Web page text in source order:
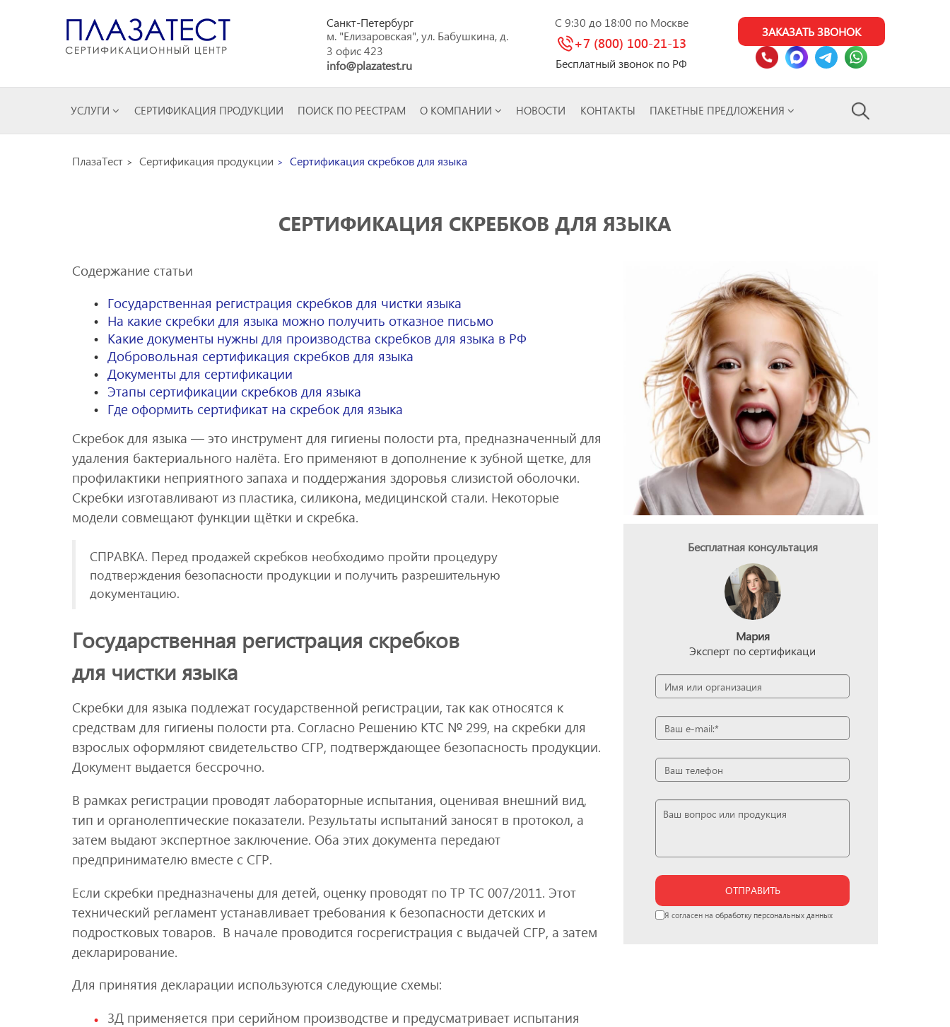
Санкт-Петербург
м. "Елизаровская", ул. Бабушкина, д.
3 офис 423
info@plazatest.ru
C 9:30 до 18:00 по Москве
+7 (800) 100-21-13
Бесплатный звонок по РФ
ЗАКАЗАТЬ ЗВОНОК
УСЛУГИ СЕРТИФИКАЦИЯ ПРОДУКЦИИ ПОИСК ПО РЕЕСТРАМ О КОМПАНИИ НОВОСТИ КОНТАКТЫ ПАКЕТНЫЕ ПРЕДЛОЖЕНИЯ
ПлазаТест Сертификация продукции Сертификация скребков для языка
СЕРТИФИКАЦИЯ СКРЕБКОВ ДЛЯ ЯЗЫКА
Содержание статьи
Государственная регистрация скребков для чистки языка
На какие скребки для языка можно получить отказное письмо
Какие документы нужны для производства скребков для языка в РФ
Добровольная сертификация скребков для языка
Документы для сертификации
Этапы сертификации скребков для языка
Где оформить сертификат на скребок для языка
Скребок для языка — это инструмент для гигиены полости рта, предназначенный для
удаления бактериального налёта. Его применяют в дополнение к зубной щетке, для
профилактики неприятного запаха и поддержания здоровья слизистой оболочки.
Скребки изготавливают из пластика, силикона, медицинской стали. Некоторые
модели совмещают функции щётки и скребка.
СПРАВКА. Перед продажей скребков необходимо пройти процедуру
подтверждения безопасности продукции и получить разрешительную
документацию.
Государственная регистрация скребков
для чистки языка
Скребки для языка подлежат государственной регистрации, так как относятся к
средствам для гигиены полости рта. Согласно Решению КТС № 299, на скребки для
взрослых оформляют свидетельство СГР, подтверждающее безопасность продукции.
Документ выдается бессрочно.
В рамках регистрации проводят лабораторные испытания, оценивая внешний вид,
тип и органолептические показатели. Результаты испытаний заносят в протокол, а
затем выдают экспертное заключение. Оба этих документа передают
предпринимателю вместе с СГР.
Если скребки предназначены для детей, оценку проводят по ТР ТС 007/2011. Этот
технический регламент устанавливает требования к безопасности детских и
подростковых товаров. В начале проводится госрегистрация с выдачей СГР, а затем
декларирование.
Для принятия декларации используются следующие схемы:
3Д применяется при серийном производстве и предусматривает испытания
Бесплатная консультация
Мария
Эксперт по сертификаци
ОТПРАВИТЬ
Я согласен на обработку персональных данных